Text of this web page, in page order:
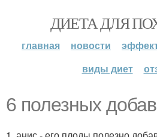
ДИЕТА ДЛЯ
главная новости
виды диет
6 полезных